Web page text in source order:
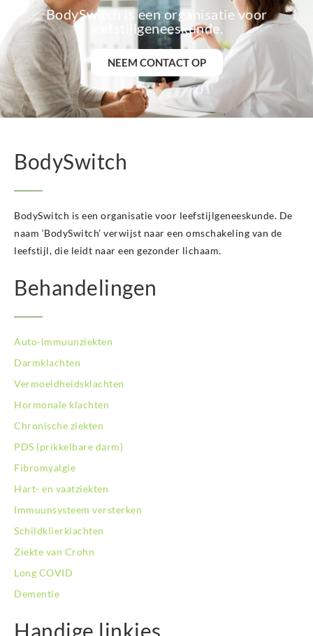
BodySwitch Haaglanden-Oost
BodySwitch Haarlem
BodySwitch Heemskerk
BodySwitch Heerlen
BodySwitch Helmond
BodySwitch Hengelo OV
BodySwitch Het Gooi
BodySwitch Hoofddorp
BodySwitch Hoorn
BodySwitch Kampen
BodySwitch Kerkrade
BodySwitch Krimpenerwaard
BodySwitch Leeuwarden
BodySwitch Leiden
BodySwitch Lelystad
BodySwitch Maastricht
BodySwitch Nijmegen
BodySwitch Oss
BodySwitch Purmerend
BodySwitch Rotterdam-Centrum
BodySwitch Rotterdam-Kralingen
BodySwitch Rotterdam-Oost
BodySwitch Schiedam
BodySwitch Tiel
BodySwitch Tilburg
BodySwitch Utrecht
BodySwitch Veluwe
BodySwitch Vlaardingen
BodySwitch Wageningen
BodySwitch Zaandam
BodySwitch is een organisatie voor
leefstijlgeneeskunde.
NEEM CONTACT OP
BodySwitch
BodySwitch is een organisatie voor leefstijlgeneeskunde. De
naam ‘BodySwitch’ verwijst naar een omschakeling van de
leefstijl, die leidt naar een gezonder lichaam.
Behandelingen
Auto-immuunziekten
Darmklachten
Vermoeidheidsklachten
Hormonale klachten
Chronische ziekten
PDS (prikkelbare darm)
Fibromyalgie
Hart- en vaatziekten
Immuunsysteem versterken
Schildklierklachten
Ziekte van Crohn
Long COVID
Dementie
Handige linkjes